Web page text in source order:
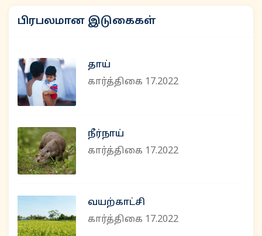
பிரபலமான இடுகைகள்
தாய்
கார்த்திகை 17.2022
நீர்நாய்
கார்த்திகை 17.2022
வயற்காட்சி
கார்த்திகை 17.2022